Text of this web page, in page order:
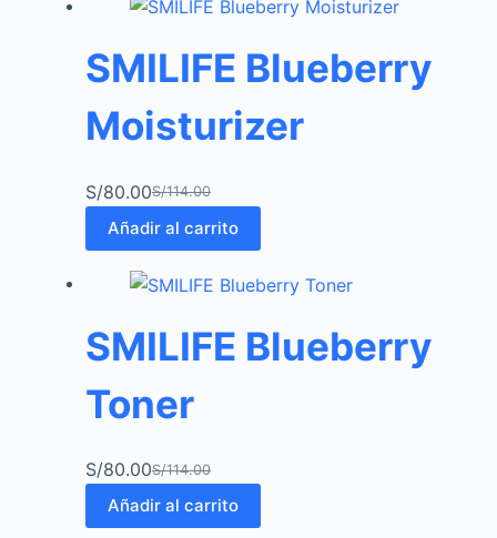
SMILIFE Blueberry
Moisturizer
S/114.00
S/80.00
Añadir al carrito
SMILIFE Blueberry
Toner
S/114.00
S/80.00
Añadir al carrito